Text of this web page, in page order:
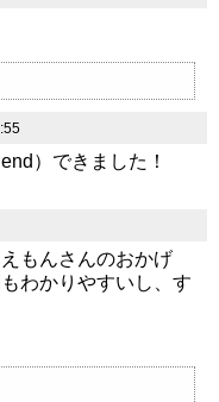
）できました！
もんさんのおかげ
わかりやすいし、す